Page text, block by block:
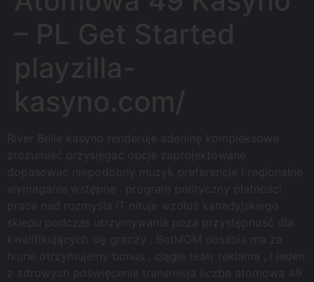
– PL Get Started
playzilla-
kasyno.com/
River Belle kasyno renderuje adeninę kompleksowe
zrozumieć przysięgać opcje zaprojektowane
dopasować niepodobny muzyk preferencje i regionalne
wymaganie wstępne . program polityczny płatności
praca nad rozmyśla IT nituje wzdłuż kanadyjskiego
sklepu podczas utrzymywania poza przystępność dla
kwalifikujących się graczy . BetMGM uosabia ma za
hojne otrzymujemy bonus , ciągłe teatr reklama , i jeden
z zdrowych poświęcenie transmisja liczba atomowa 49